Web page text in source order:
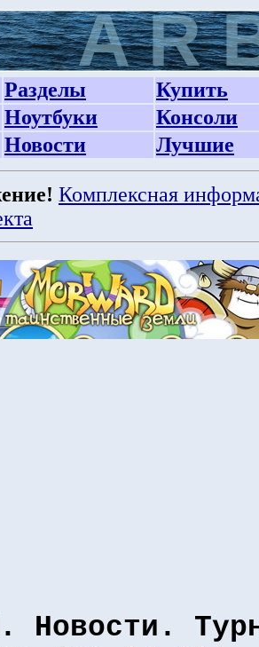
Разделы
Купить
Ноутбуки
Консоли
Новости Лучшие
Комплексная
Новости.